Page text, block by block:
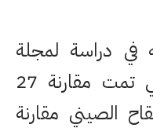
في دراسة لمجلة
بريطانية وأقيمت بالشيلي تمت مقارنة 27
الصيني مقارنة